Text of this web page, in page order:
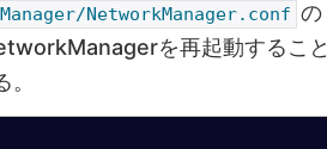
NetworkManager.conf の
を再起動すること